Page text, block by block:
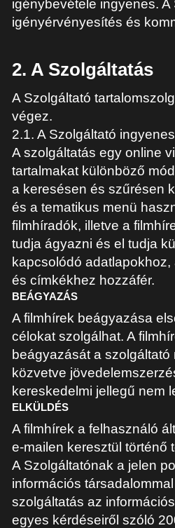
igénybevétele ingyenes.
igényérvényesítés és
2. A Szolgáltatás
A Szolgáltató
végez.
2.1. A Szolgáltató
A szolgáltatás egy online
tartalmakat különböző
a keresésen és szűrésen
és a tematikus menü
filmhíradók, illetve a
tudja ágyazni és el tudja
kapcsolódó
és címkékhez hozzáfér.
BEÁGYAZÁS
A filmhírek beágyazása
célokat szolgálhat. A
beágyazását a
közvetve
kereskedelmi jellegű nem
ELKÜLDÉS
A filmhírek a felhasználó
e-mailen keresztül történő
A Szolgáltatónak a jelen
információs
szolgáltatás az
egyes kérdéseiről szóló